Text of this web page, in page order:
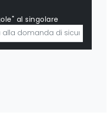
al singolare